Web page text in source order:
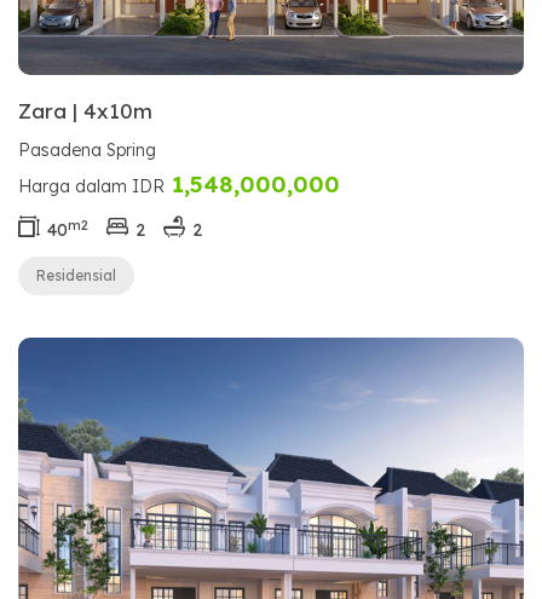
Zara | 4x10m
Pasadena Spring
Harga dalam IDR 1,548,000,000
40m2 2 2
Residensial